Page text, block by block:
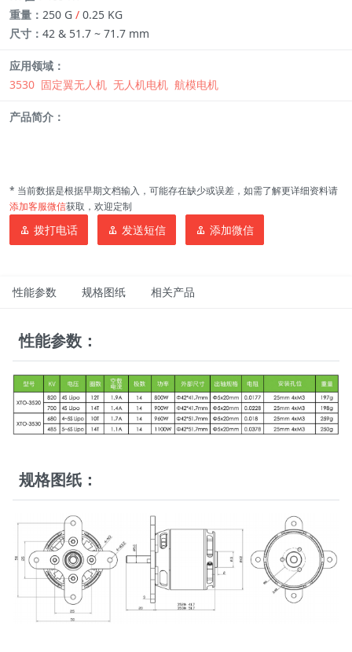
重量： 250 G / 0.25 KG
尺寸： 42 & 51.7 ~ 71.7 mm
应用领域：
3530 固定翼无人机 无人机电机 航模电机
产品简介：
* 当前数据是根据早期文档输入，可能存在缺少或误差，如需了解更详细资料请
添加客服微信获取，欢迎定制
拨打电话 发送短信 添加微信
性能参数 规格图纸 相关产品
性能参数：
规格图纸：